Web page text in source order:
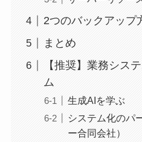
2つのバックアップ
まとめ
【推奨】業務シス
ム
生成AIを学ぶ
システム化のパ
ー合同会社）